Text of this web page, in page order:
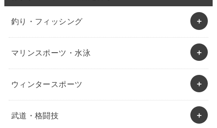
釣り・フィッシング
マリンスポーツ・水泳
ウィンタースポーツ
武道・格闘技